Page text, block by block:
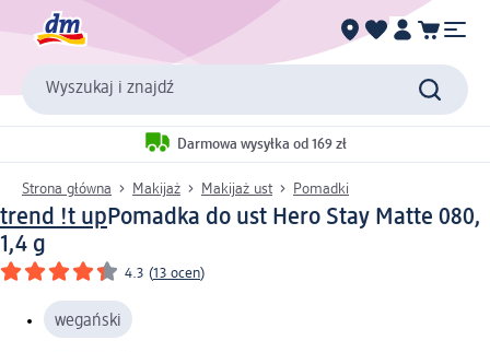
Wyszukaj i znajdź
Darmowa wysyłka od 169 zł
Strona główna Makijaż Makijaż ust Pomadki
trend !t upPomadka do ust Hero Stay Matte 080,
1,4 g
4.3 (13 ocen)
wegański